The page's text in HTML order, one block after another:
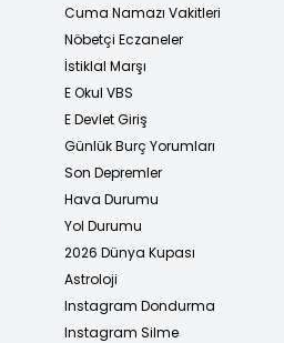
Cuma Namazı Vakitleri
Nöbetçi Eczaneler
İstiklal Marşı
E Okul VBS
E Devlet Giriş
Günlük Burç Yorumları
Son Depremler
Hava Durumu
Yol Durumu
2026 Dünya Kupası
Astroloji
Instagram Dondurma
Instagram Silme